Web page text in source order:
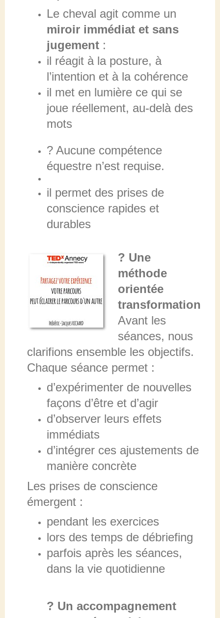
Le cheval agit comme un
miroir immédiat et sans
jugement :
il réagit à la posture, à
l’intention et à la cohérence
il met en lumière ce qui se
joue réellement, au-delà des
mots
? Aucune compétence
équestre n’est requise.
il permet des prises de
conscience rapides et
durables
? Une
méthode
orientée
transformation
Avant les
séances, nous
clarifions ensemble les objectifs.
Chaque séance permet :
d’expérimenter de nouvelles
façons d’être et d’agir
d’observer leurs effets
immédiats
d’intégrer ces ajustements de
manière concrète
Les prises de conscience
émergent :
pendant les exercices
lors des temps de débriefing
parfois après les séances,
dans la vie quotidienne
? Un accompagnement